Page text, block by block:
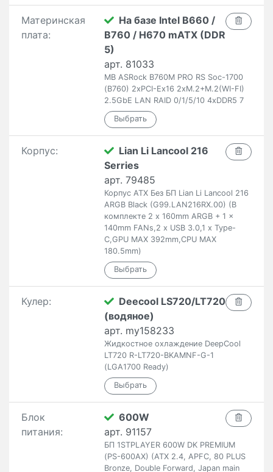
Материнская
плата:
На базе Intel B660 /
B760 / H670 mATX (DDR
5)
арт. 81033
MB ASRock B760M PRO RS Soc-1700
(B760) 2xPCI-Ex16 2xM.2+M.2(WI-FI)
2.5GbE LAN RAID 0/1/5/10 4xDDR5 7
Корпус:
Lian Li Lancool 216
Serries
арт. 79485
Корпус ATX Без БП Lian Li Lancool 216
ARGB Black (G99.LAN216RX.00) (В
комплекте 2 x 160mm ARGB + 1 x
140mm FANs,2 x USB 3.0,1 x Type-
C,GPU MAX 392mm,CPU MAX
180.5mm)
Кулер:
Deecool LS720/LT720
(водяное)
арт. my158233
Жидкостное охлаждение DeepCool
LT720 R-LT720-BKAMNF-G-1
(LGA1700 Ready)
Блок
питания:
600W
арт. 91157
БП 1STPLAYER 600W DK PREMIUM
(PS-600AX) (ATX 2.4, APFC, 80 PLUS
Bronze, Double Forward, Japan main